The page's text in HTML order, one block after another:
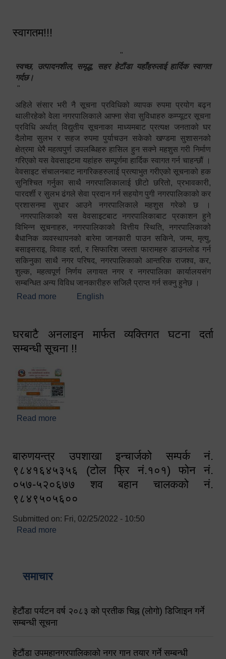
स्वागतम!!!
"
स्वच्छ, उत्पादनशील, समृद्ध, सहर हेटौंडा यहाँहरुलाई हार्दिक स्वागत
गर्दछ।
"
अहिले संसार भरी नै सूचना प्रविधिको व्यापक रुपमा प्रयोग बढ्न
थालीरहेको वेला नगरपालिकाले आफ्ना सेवा सुविधाहरु कम्प्यूटर सूचना
प्रविधि अर्थात् विद्युतीय सूचनाका माध्यमबाट प्रत्यक्ष जनताको घर
दैलोमा सुलभ र सहज रुपमा पुर्याचउन सकेको खण्डमा सुशासनको
क्षेत्रमा धेरै महत्वपुर्ण उपलब्धिहरु हासिल हुन सक्ने महशुस गरी निर्माण
गरिएको यस वेवसाइटमा यहांहरु सम्पूर्णमा हार्दिक स्वागत गर्न चाहन्छौं ।
वेवसाइट संचालनबाट नागरिकहरुलाई प्रत्याभुत गरीएको सूचनाको हक
सुनिश्चित गर्नुका साथै नगरपालिकालाई छीटो छरितो, प्रभावकारी,
पारदर्शी र सुलभ ढंगले सेवा प्रदान गर्न सहयोग पुगी नगरपालिकाको कर
प्रशासनमा सुधार आउने नगरपालिकाले महशुस गरेको छ ।
नगरपालिकाको यस वेवसाइटबाट नगरपालिकाबाट प्रकाशन हुने
विभिन्न सूचनाहरु, नगरपालिकाको वित्तीय स्थिति, नगरपालिकाको
बैधानिक व्यवस्थापनको बारेमा जानकारी पाउन सकिने, जन्म, मृत्यु,
बसाइसराइ, विवाह दर्ता, र सिफारिश जस्ता फारामहरु डाउनलोड गर्न
सकिनुका साथै नगर परिषद, नगरपालिकाको आन्तरिक राजश्व, कर,
शुल्क, महत्वपूर्ण निर्णय लगायत नगर र नगरपालिका कार्यालयसंग
सम्बन्धित अन्य विविध जानकारीहरु सजिलै प्राप्त गर्न सक्नु हुनेछ ।
Read more about स्वागतम!!!
English
घरबाटै अनलाइन मार्फत व्यक्तिगत घटना दर्ता
सम्बन्धी सूचना !!
Read more
बारुणयन्त्र उपशाखा इन्चार्जको सम्पर्क नं.
९८४१६४५३५६ (टोल फ्रि नं.१०१) फोन नं.
०५७-५२०६७७ शव बहान चालकको नं.
९८४९५०५६००
Submitted on: Fri, 02/25/2022 - 10:50
Read more
समाचार
हेटौंडा पर्यटन वर्ष २०८३ को प्रतीक चिह्न (लोगो) डिजिाइन गर्ने
सम्बन्धी सूचना
हेटौंडा उपमहानगरपालिकाको नगर गान तयार गर्ने सम्बन्धी